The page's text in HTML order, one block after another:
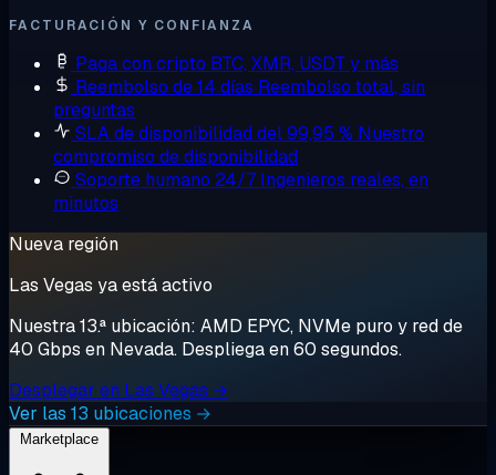
FACTURACIÓN Y CONFIANZA
Paga con cripto BTC, XMR, USDT y más
Reembolso de 14 días Reembolso total, sin
preguntas
SLA de disponibilidad del 99,95 % Nuestro
compromiso de disponibilidad
Soporte humano 24/7 Ingenieros reales, en
minutos
Nueva región
Las Vegas ya está activo
Nuestra 13.ª ubicación: AMD EPYC, NVMe puro y red de
40 Gbps en Nevada. Despliega en 60 segundos.
Desplegar en Las Vegas →
Ver las 13 ubicaciones →